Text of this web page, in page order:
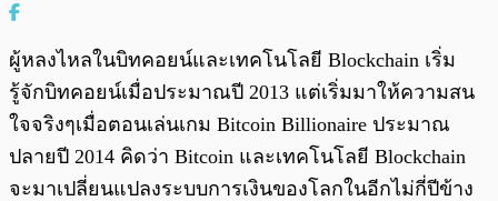
ผู้หลงไหลในบิทคอยน์และเทคโนโลยี Blockchain เริ่ม
รู้จักบิทคอยน์เมื่อประมาณปี 2013 แต่เริ่มมาให้ความสน
ใจจริงๆเมื่อตอนเล่นเกม Bitcoin Billionaire ประมาณ
ปลายปี 2014 คิดว่า Bitcoin และเทคโนโลยี Blockchain
จะมาเปลี่ยนแปลงระบบการเงินของโลกในอีกไม่กี่ปีข้าง